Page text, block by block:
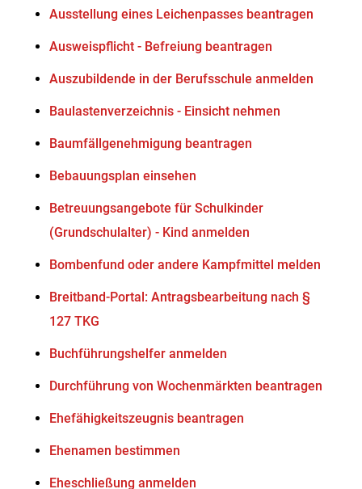
Ausstellung eines Leichenpasses beantragen
Ausweispflicht - Befreiung beantragen
Auszubildende in der Berufsschule anmelden
Baulastenverzeichnis - Einsicht nehmen
Baumfällgenehmigung beantragen
Bebauungsplan einsehen
Betreuungsangebote für Schulkinder
(Grundschulalter) - Kind anmelden
Bombenfund oder andere Kampfmittel melden
Breitband-Portal: Antragsbearbeitung nach §
127 TKG
Buchführungshelfer anmelden
Durchführung von Wochenmärkten beantragen
Ehefähigkeitszeugnis beantragen
Ehenamen bestimmen
Eheschließung anmelden